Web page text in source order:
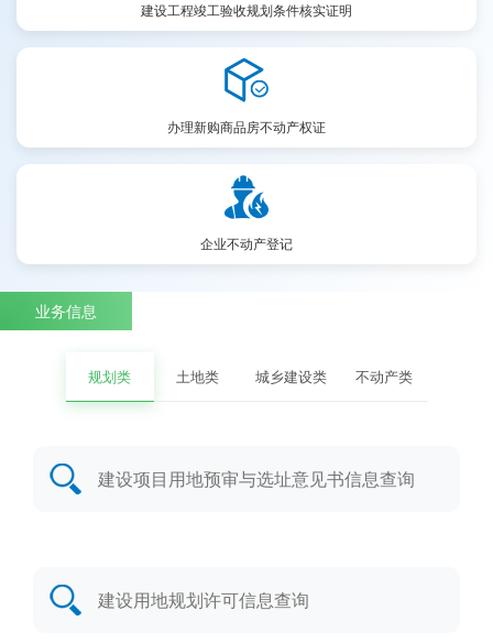
建设工程竣工验收规划条件核实证明
办理新购商品房不动产权证
企业不动产登记
业务信息
规划类 土地类 城乡建设类 不动产类
建设项目用地预审与选址意见书信息查询
建设用地规划许可信息查询